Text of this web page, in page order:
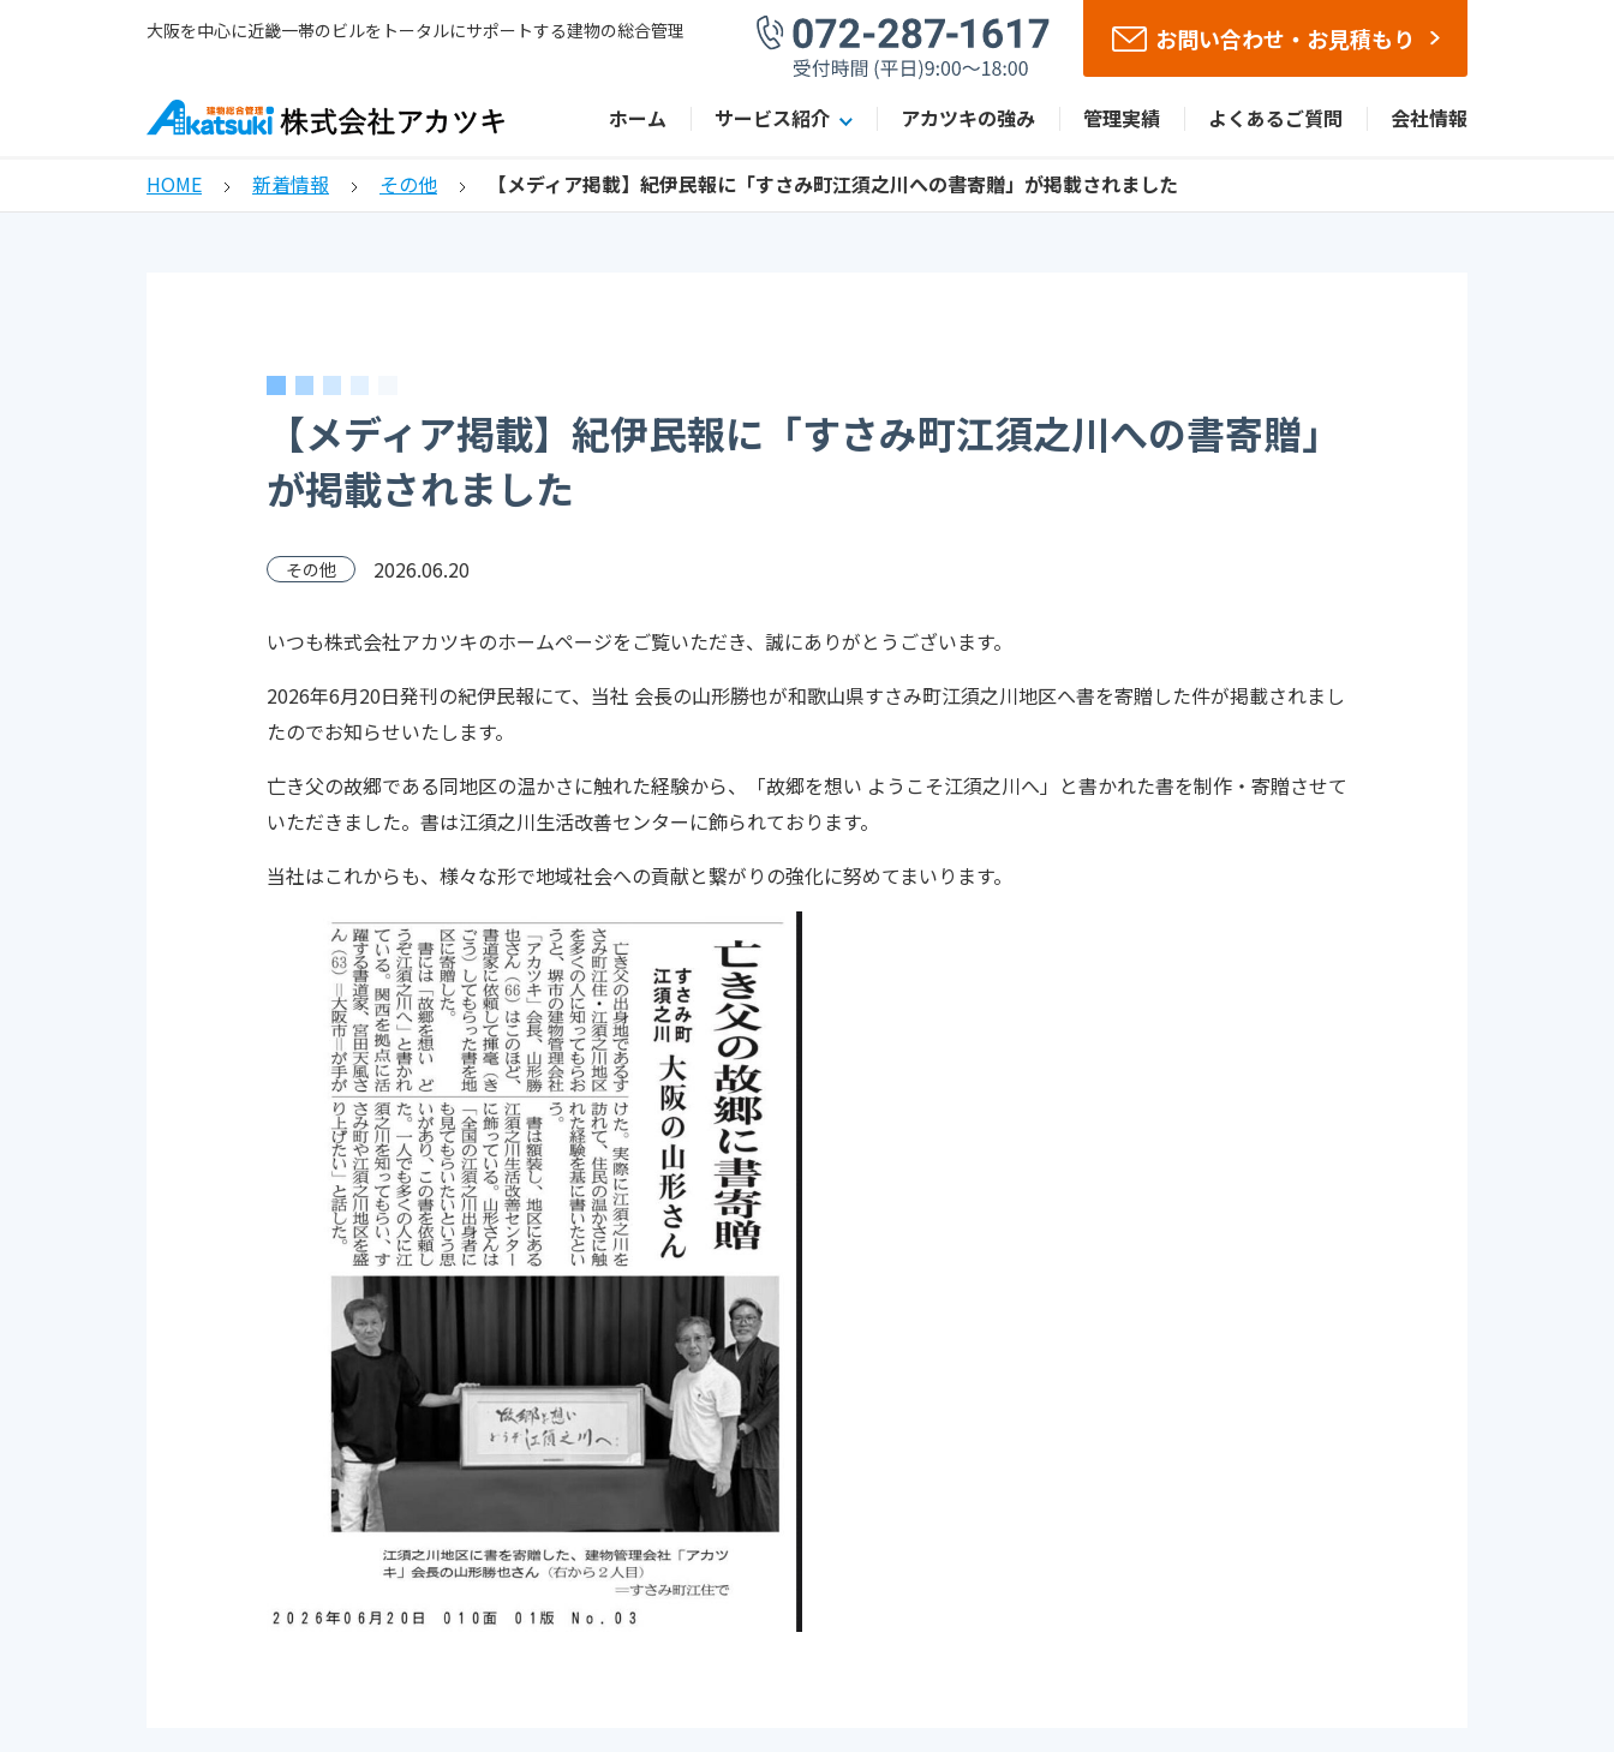
大阪を中心に近畿一帯のビルをトータルにサポートする建物の総合管理 お問い合わせ・お見積もり
ホーム サービス紹介 アカツキの強み 管理実績 よくあるご質問 会社情報
HOME 新着情報 その他 【メディア掲載】紀伊民報に「すさみ町江須之川への書寄贈」が掲載されました
【メディア掲載】紀伊民報に「すさみ町江須之川への書寄贈」
が掲載されました
その他 2026.06.20
いつも株式会社アカツキのホームページをご覧いただき、誠にありがとうございます。
2026年6月20日発刊の紀伊民報にて、当社 会長の山形勝也が和歌山県すさみ町江須之川地区へ書を寄贈した件が掲載されまし
たのでお知らせいたします。
亡き父の故郷である同地区の温かさに触れた経験から、「故郷を想い ようこそ江須之川へ」と書かれた書を制作・寄贈させて
いただきました。書は江須之川生活改善センターに飾られております。
当社はこれからも、様々な形で地域社会への貢献と繋がりの強化に努めてまいります。